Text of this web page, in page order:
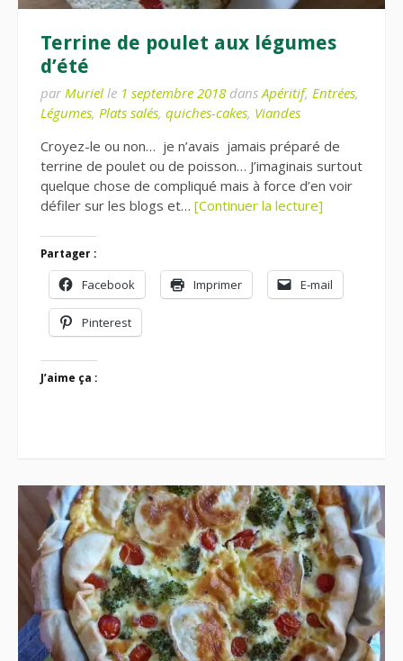
Terrine de poulet aux légumes
d’été
par Muriel le 1 septembre 2018 dansApéritif, Entrées,
Légumes, Plats salés, quiches-cakes, Viandes
Croyez-le ou non… je n’avais jamais préparé de
terrine de poulet ou de poisson… J’imaginais surtout
quelque chose de compliqué mais à force d’en voir
défiler sur les blogs et… [Continuer la lecture]
Partager :
Facebook Imprimer E-mail
Pinterest
J’aime ça :